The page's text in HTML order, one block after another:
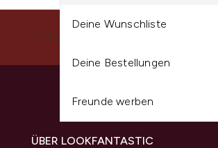
Deine Wunschliste
Deine Bestellungen
Freunde werben
FOLGE UNS
ÜBER LOOKFANTASTIC